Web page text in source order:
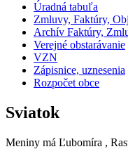
Úradná tabuľa
Zmluvy, Faktúry,
Archív Faktúry,
Verejné obstarávanie
VZN
Zápisnice, uznesenia
Rozpočet obce
Sviatok
Meniny má Ľubomíra ,